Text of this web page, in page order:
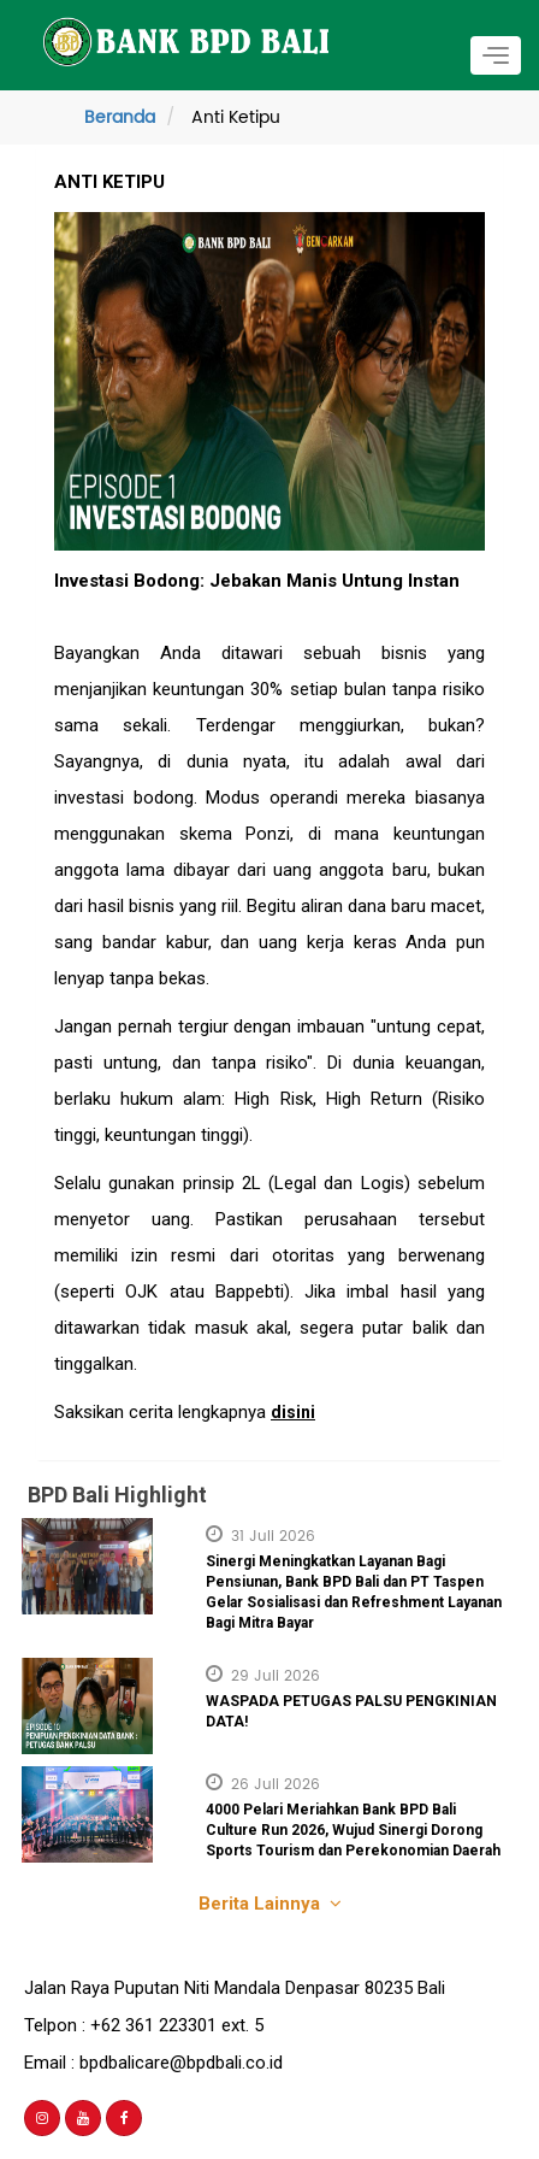
Beranda
Anti Ketipu
ANTI KETIPU
Investasi Bodong: Jebakan Manis Untung Instan
Bayangkan Anda ditawari sebuah bisnis yang
menjanjikan keuntungan 30% setiap bulan tanpa risiko
sama sekali. Terdengar menggiurkan, bukan?
Sayangnya, di dunia nyata, itu adalah awal dari
investasi bodong. Modus operandi mereka biasanya
menggunakan skema Ponzi, di mana keuntungan
anggota lama dibayar dari uang anggota baru, bukan
dari hasil bisnis yang riil. Begitu aliran dana baru macet,
sang bandar kabur, dan uang kerja keras Anda pun
lenyap tanpa bekas.
Jangan pernah tergiur dengan imbauan "untung cepat,
pasti untung, dan tanpa risiko". Di dunia keuangan,
berlaku hukum alam: High Risk, High Return (Risiko
tinggi, keuntungan tinggi).
Selalu gunakan prinsip 2L (Legal dan Logis) sebelum
menyetor uang. Pastikan perusahaan tersebut
memiliki izin resmi dari otoritas yang berwenang
(seperti OJK atau Bappebti). Jika imbal hasil yang
ditawarkan tidak masuk akal, segera putar balik dan
tinggalkan.
Saksikan cerita lengkapnya disini
BPD Bali Highlight
31 Juli 2026
Sinergi Meningkatkan Layanan Bagi
Pensiunan, Bank BPD Bali dan PT Taspen
Gelar Sosialisasi dan Refreshment Layanan
Bagi Mitra Bayar
29 Juli 2026
WASPADA PETUGAS PALSU PENGKINIAN
DATA!
26 Juli 2026
4000 Pelari Meriahkan Bank BPD Bali
Culture Run 2026, Wujud Sinergi Dorong
Sports Tourism dan Perekonomian Daerah
Berita Lainnya
Jalan Raya Puputan Niti Mandala Denpasar 80235 Bali
Telpon : +62 361 223301 ext. 5
Email : bpdbalicare@bpdbali.co.id